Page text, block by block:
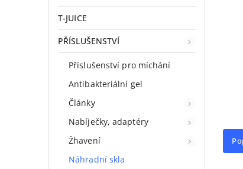
T-JUICE
PŘÍSLUŠENSTVÍ
Příslušenství pro míchání
Antibakteriální gel
Články
Nabíječky, adaptéry
Žhavení
Náhradní skla